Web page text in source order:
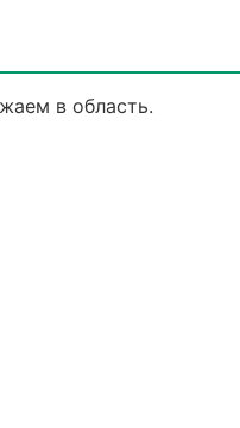
в область.